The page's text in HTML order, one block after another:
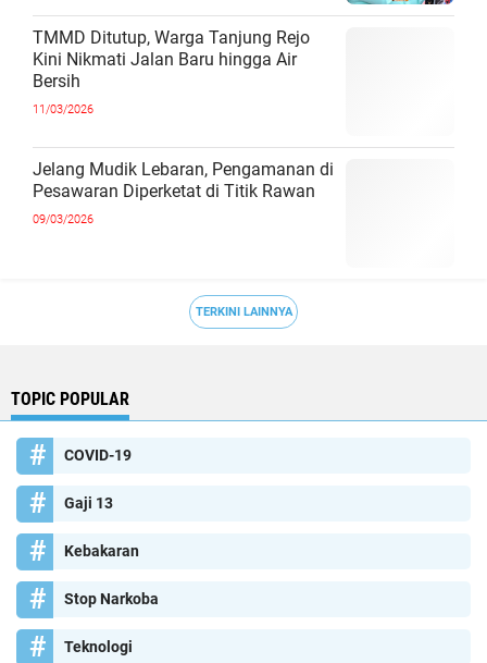
TMMD Ditutup, Warga Tanjung Rejo
Kini Nikmati Jalan Baru hingga Air
Bersih
11/03/2026
Jelang Mudik Lebaran, Pengamanan di
Pesawaran Diperketat di Titik Rawan
09/03/2026
TERKINI LAINNYA
TOPIC POPULAR
COVID-19
Gaji 13
Kebakaran
Stop Narkoba
Teknologi